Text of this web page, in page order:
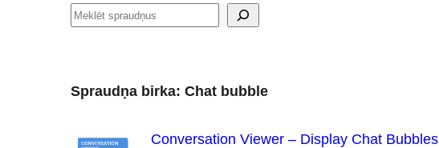
Meklēt
Spraudņa birka: Chat bubble
Conversation Viewer – Display Chat Bubbles